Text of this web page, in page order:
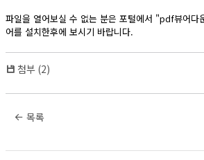
파일을 열어보실 수 없는 분은 포털에서 "pdf뷰어
어를 설치한후에 보시기 바랍니다.
첨부 (2)
목록